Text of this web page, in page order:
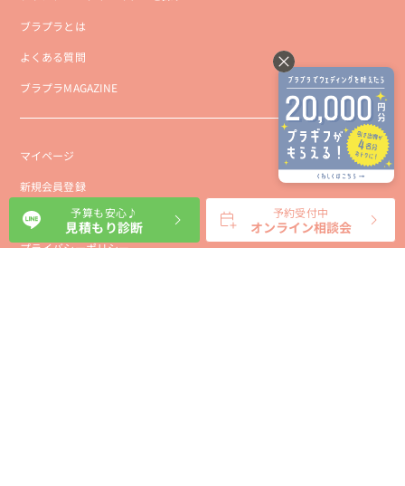
ブラプラとは
よくある質問
ブラプラMAGAZINE
マイページ
新規会員登録
会社概要
プライバシーポリシー
予算も安心♪
見積もり診断
予約受付中
オンライン相談会